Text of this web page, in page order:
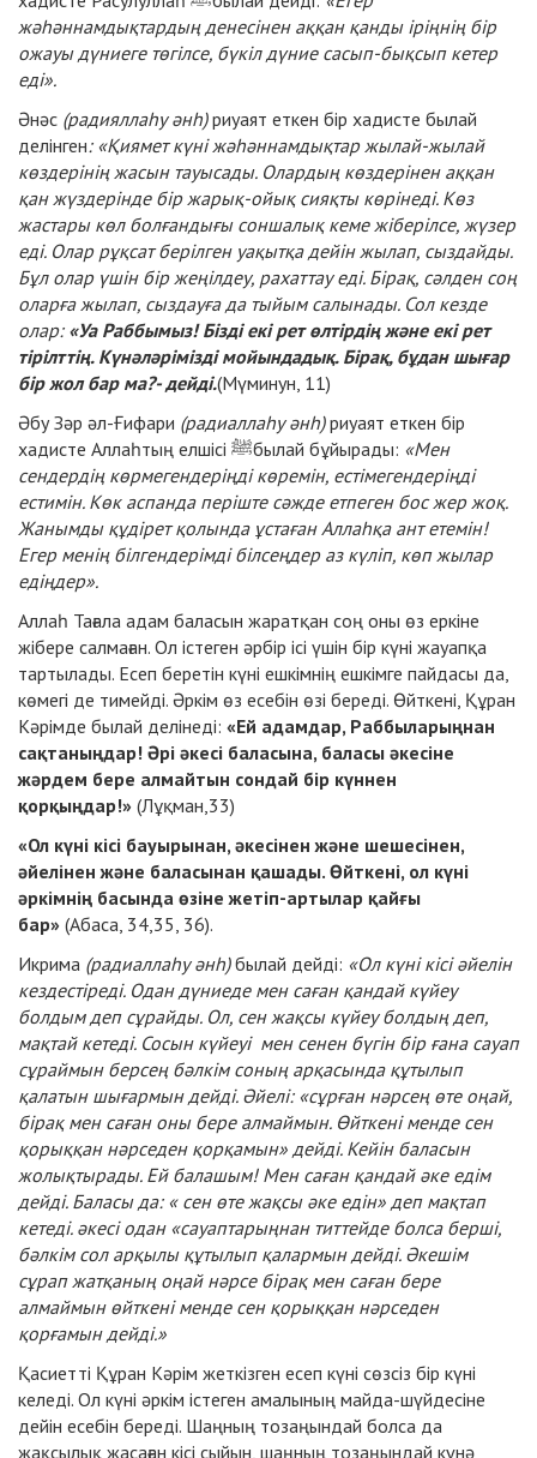
жәһәннамдықтардың денесінен аққан қанды іріңнің бір
ожауы дүниеге төгілсе, бүкіл дүние сасып-бықсып кетер
еді».
Әнәс (радияллаһу әнһ)риуаят еткен бір хадисте былай
делінген: «Қиямет күні жәһәннамдықтар жылай-жылай
көздерінің жасын тауысады. Олардың көздерінен аққан
қан жүздерінде бір жарық-ойық сияқты көрінеді. Көз
жастары көл болғандығы соншалық кеме жіберілсе, жүзер
еді. Олар рұқсат берілген уақытқа дейін жылап, сыздайды.
Бұл олар үшін бір жеңілдеу, рахаттау еді. Бірақ, сәлден соң
оларға жылап, сыздауға да тыйым салынады. Сол кезде
олар: «Уа Раббымыз! Бізді екі рет өлтірдің және екі рет
тірілттің. Күнәләрімізді мойындадық. Бірақ, бұдан шығар
бір жол бар ма?- дейді.(Мүминун, 11)
Әбу Зәр әл-Ғифари (радиаллаһу әнһ)риуаят еткен бір
хадисте Аллаһтың елшісі ﷺбылай бұйырады: «Мен
сендердің көрмегендеріңді көремін, естімегендеріңді
естимін. Көк аспанда періште сәжде етпеген бос жер жоқ.
Жанымды құдірет қолында ұстаған Аллаһқа ант етемін!
Егер менің білгендерімді білсеңдер аз күліп, көп жылар
едіңдер».
Аллаһ Тағала адам баласын жаратқан соң оны өз еркіне
жібере салмаған. Ол істеген әрбір ісі үшін бір күні жауапқа
тартылады. Есеп беретін күні ешкімнің ешкімге пайдасы да,
көмегі де тимейді. Әркім өз есебін өзі береді. Өйткені, Құран
Кәрімде былай делінеді: «Ей адамдар, Раббыларыңнан
сақтаныңдар! Әрі әкесі баласына, баласы әкесіне
жәрдем бере алмайтын сондай бір күннен
қорқыңдар!» (Лұқман,33)
«Ол күні кісі бауырынан, әкесінен және шешесінен,
әйелінен және баласынан қашады. Өйткені, ол күні
әркімнің басында өзіне жетіп-артылар қайғы
бар» (Абаса, 34,35, 36).
Икрима (радиаллаһу әнһ)былай дейді: «Ол күні кісі әйелін
кездестіреді. Одан дүниеде мен саған қандай күйеу
болдым деп сұрайды. Ол, сен жақсы күйеу болдың деп,
мақтай кетеді. Сосын күйеуі мен сенен бүгін бір ғана сауап
сұраймын берсең бәлкім соның арқасында құтылып
қалатын шығармын дейді. Әйелі: «сұрған нәрсең өте оңай,
бірақ мен саған оны бере алмаймын. Өйткені менде сен
қорыққан нәрседен қорқамын» дейді. Кейін баласын
жолықтырады. Ей балашым! Мен саған қандай әке едім
дейді. Баласы да: « сен өте жақсы әке едін» деп мақтап
кетеді. әкесі одан «сауаптарыңнан титтейде болса берші,
бәлкім сол арқылы құтылып қалармын дейді. Әкешім
сұрап жатқаның оңай нәрсе бірақ мен саған бере
алмаймын өйткені менде сен қорыққан нәрседен
қорғамын дейді.»
Қасиетті Құран Кәрім жеткізген есеп күні сөзсіз бір күні
келеді. Ол күні әркім істеген амалының майда-шүйдесіне
дейін есебін береді. Шаңның тозаңындай болса да
жақсылық жасаған кісі сыйын, шаңның тозаңындай күнә